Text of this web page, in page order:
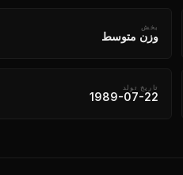
بخش
وزن متوسط
تاریخ تولد
1989-07-22